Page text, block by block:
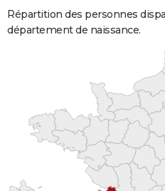
Répartition des personnes
département de naissance.